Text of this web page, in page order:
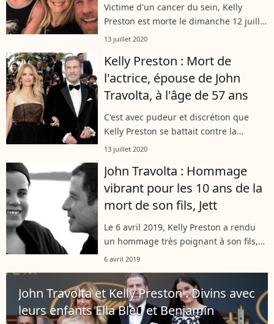
Victime d'un cancer du sein, Kelly
Preston est morte le dimanche 12 juillet
2020. Alors qu'elle tente d'assimiler
rendu hommage sur les réseaux...
13 juillet 2020
Kelly Preston : Mort de
l'actrice, épouse de John
Travolta, à l'âge de 57 ans
C'est avec pudeur et discrétion que
Kelly Preston se battait contre la
maladie depuis deux ans. Le dimanche
armes. La comédienne, mariée à John...
13 juillet 2020
John Travolta : Hommage
vibrant pour les 10 ans de la
mort de son fils, Jett
Le 6 avril 2019, Kelly Preston a rendu
un hommage très poignant à son fils,
Jett Travolta, décédé en 2009. C'est sur
John Travolta a ému ses followers...
6 avril 2019
John Travolta et Kelly Preston : Divins avec
leurs enfants Ella Bleu et Benjamin